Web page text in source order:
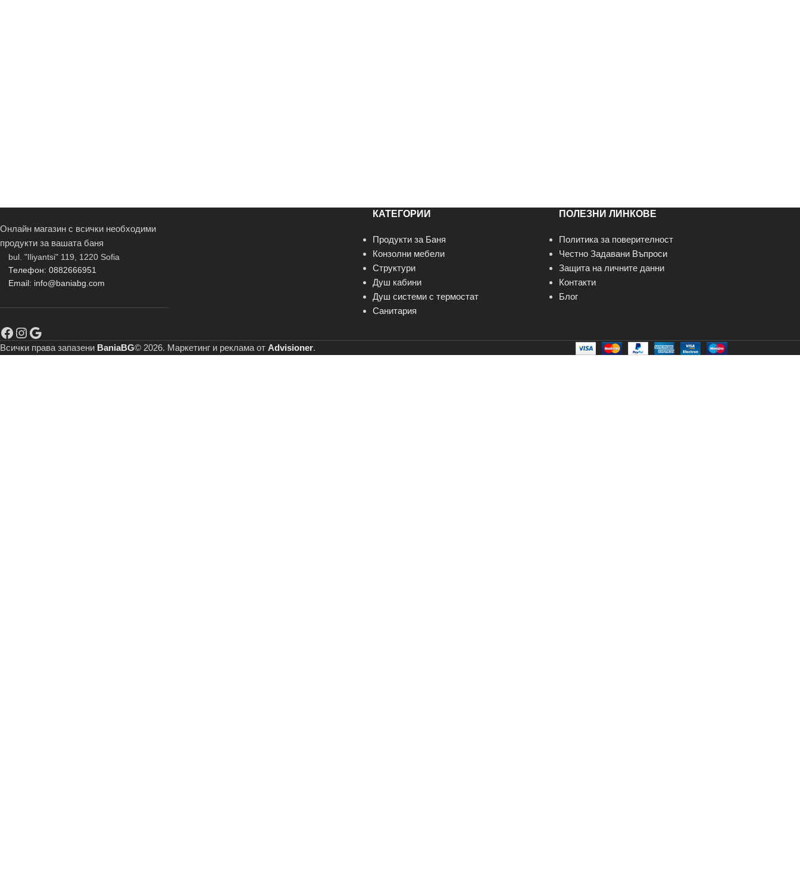
Онлайн магазин с всички необходими
продукти за вашата баня
bul. "Iliyantsi" 119, 1220 Sofia
Телефон: 0882666951
Email: info@baniabg.com
КАТЕГОРИИ
Продукти за Баня
Конзолни мебели
Структури
Душ кабини
Душ системи с термостат
Санитария
ПОЛЕЗНИ ЛИНКОВЕ
Политика за поверителност
Честно Задавани Въпроси
Защита на личните данни
Контакти
Блог
Всички права запазени BaniaBG© 2026. Маркетинг и реклама от Advisioner.